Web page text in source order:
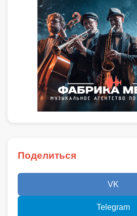
Поделиться
VK
Telegram